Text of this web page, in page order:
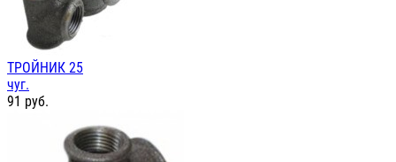
ТРОЙНИК 25
чуг.
91 руб.